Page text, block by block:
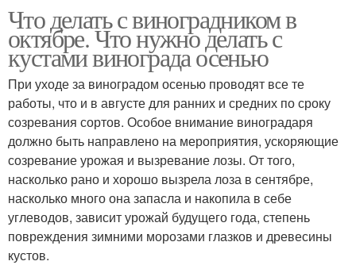
Что делать с виноградником в
октябре. Что нужно делать с
кустами винограда осенью
При уходе за виноградом осенью проводят все те
работы, что и в августе для ранних и средних по сроку
созревания сортов. Особое внимание виноградаря
должно быть направлено на мероприятия, ускоряющие
созревание урожая и вызревание лозы. От того,
насколько рано и хорошо вызрела лоза в сентябре,
насколько много она запасла и накопила в себе
углеводов, зависит урожай будущего года, степень
повреждения зимними морозами глазков и древесины
кустов.